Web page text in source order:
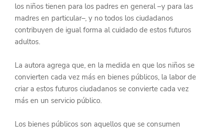
los niños tienen para los padres en general –y para las
madres en particular–, y no todos los ciudadanos
contribuyen de igual forma al cuidado de estos futuros
adultos.
La autora agrega que, en la medida en que los niños se
convierten cada vez más en bienes públicos, la labor de
criar a estos futuros ciudadanos se convierte cada vez
más en un servicio público.
Los bienes públicos son aquellos que se consumen